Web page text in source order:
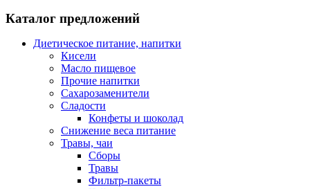
Каталог предложений
Диетическое питание, напитки
Кисели
Масло пищевое
Прочие напитки
Сахарозаменители
Сладости
Конфеты и шоколад
Снижение веса питание
Травы, чаи
Сборы
Травы
Фильтр-пакеты